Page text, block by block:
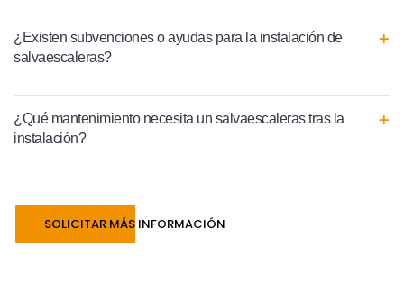
¿Existen subvenciones o ayudas para la instalación de
salvaescaleras?
¿Qué mantenimiento necesita un salvaescaleras tras la
instalación?
SOLICITAR MÁS INFORMACIÓN